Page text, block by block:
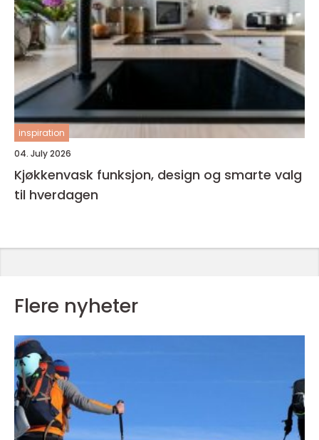
inspiration
04. July 2026
Kjøkkenvask funksjon, design og smarte valg
til hverdagen
Flere nyheter